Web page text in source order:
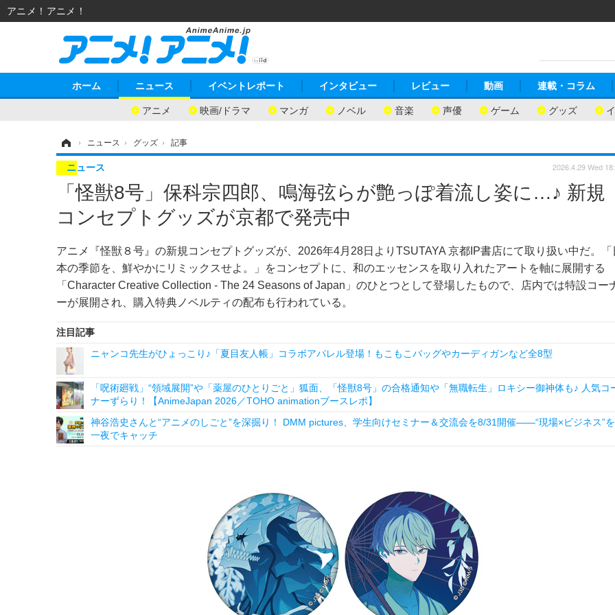
ホーム ニュース
アニメ 映画/ドラマ マンガ ノベル 音楽 声優 ゲーム グッズ
イベントレポート インタビュー レビュー 動画 連載・コラム
› ニュース › グッズ › 記事
「怪獣8号」保科宗四郎、鳴海弦らが艶っぽ着流し姿に…♪ 新規
コンセプトグッズが京都で発売中
アニメ『怪獣８号』の新規コンセプトグッズが、2026年4月28日よりTSUTAYA 京都IP書店にて取り扱い中だ。「
本の季節を、鮮やかにリミックスせよ。」をコンセプトに、和のエッセンスを取り入れたアートを軸に展開する
「Character Creative Collection - The 24 Seasons of Japan」のひとつとして登場したもので、店内では特設コー
ーが展開され、購入特典ノベルティの配布も行われている。
ニュース 2026.4.29 Wed
注目記事
ニャンコ先生がひょっこり♪「夏目友人帳」コラボアパレル登場！もこもこバッグやカーディガンなど全8型
「呪術廻戦」“領域展開”や「薬屋のひとりごと」狐面、「怪獣8号」の合格通知や「無職転生」ロキシー御神体も♪ 人気コ
ナーずらり！【AnimeJapan 2026／TOHO animationブースレポ】
神谷浩史さんと“アニメのしごと”を深掘り！ DMM pictures、学生向けセミナー＆交流会を8/31開催――“現場×ビジネス”を
一夜でキャッチ
アニメ！アニメ！